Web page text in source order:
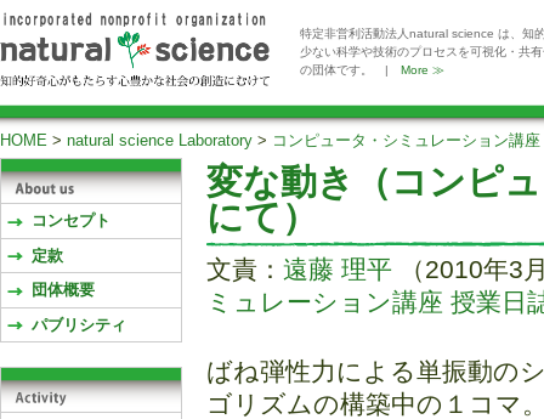
特定非営利活動法人natural science は、知
少ない科学や技術のプロセスを可視化・共
の団体です。 | More ≫
HOME > natural science Laboratory > コンピュータ・シミュレーション講座
変な動き（コンピ
にて）
文責： 遠藤 理平 （2010年3
ミュレーション講座 授業日
ばね弾性力による単振動の
ゴリズムの構築中の１コマ
コンセプト
定款
団体概要
パブリシティ